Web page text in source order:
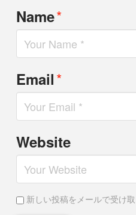
Name*
Email*
Website
新しい投稿をメールで受け